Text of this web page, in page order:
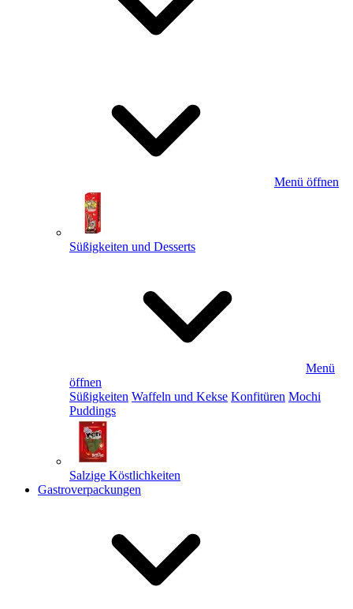
Menü öffnen
Süßigkeiten und Desserts
Menü
öffnen
Süßigkeiten Waffeln und Kekse Konfitüren Mochi
Puddings
Salzige Köstlichkeiten
Gastroverpackungen